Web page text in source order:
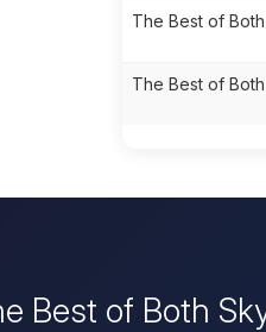
The Best of Both
The Best of
Best of Both